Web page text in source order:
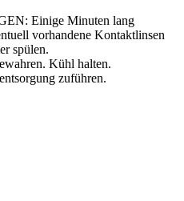
Einige Minuten lang
vorhandene Kontaktlinsen
spülen.
Kühl halten.
zuführen.